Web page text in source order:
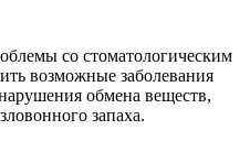
со стоматологическим
возможные заболевания
обмена веществ,
запаха.